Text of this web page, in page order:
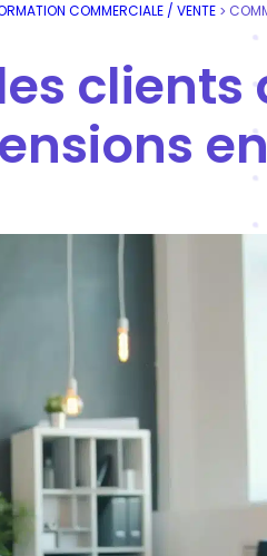
COMMERCIALE / VENTE >
clients